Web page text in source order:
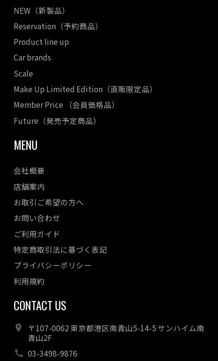
NEW（新製品）
Reservation（予約商品）
Product line up
Car brands
Scale
Make Up Limited Edition（直販限定品）
Member Price （会員価格品）
Future（発売予定商品）
MENU
会社概要
店舗案内
お取引ご希望の方へ
お問い合わせ
ご利用ガイド
特定商取引法に基づく表記
プライバシーポリシー
利用規約
CONTACT US
〒107-0062 東京都港区南青山5-14-5 サンハイム南
青山2F
03-3498-9876